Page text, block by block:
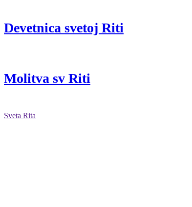
Devetnica svetoj Riti
Molitva sv Riti
Sveta Rita